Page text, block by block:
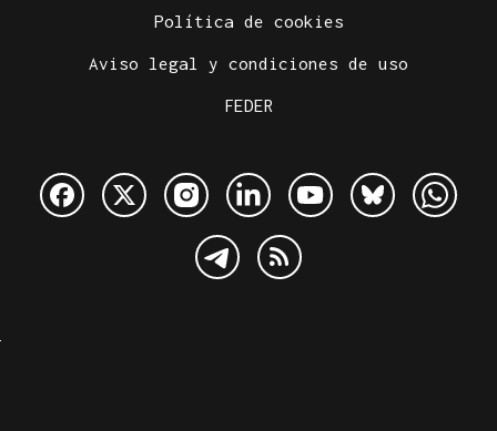
Política de cookies
Aviso legal y condiciones de uso
FEDER